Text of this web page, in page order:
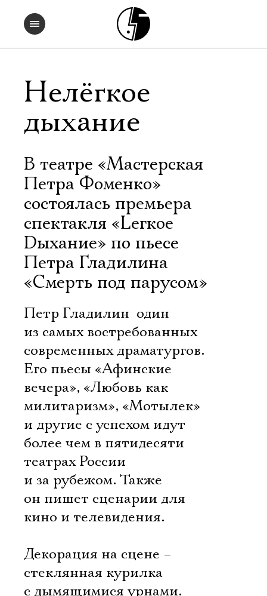
Нелёгкое
дыхание
В театре «Мастерская
Петра Фоменко»
состоялась премьера
спектакля «Lегкое
Dыхание» по пьесе
Петра Гладилина
«Смерть под парусом»
Петр Гладилин  один
из самых востребованных
современных драматургов.
Его пьесы «Афинские
вечера», «Любовь как
милитаризм», «Мотылек»
и другие с успехом идут
более чем в пятидесяти
театрах России
и за рубежом. Также
он пишет сценарии для
кино и телевидения.
Декорация на сцене –
стеклянная курилка
с дымящимися урнами.